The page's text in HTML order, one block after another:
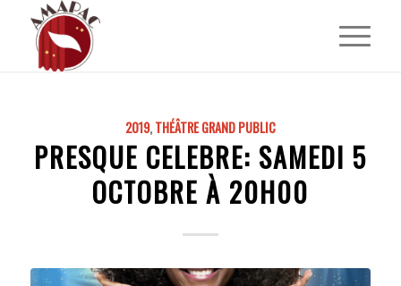
2019,THÉÂTRE GRAND PUBLIC
PRESQUE CELEBRE: SAMEDI 5
OCTOBRE À 20H00